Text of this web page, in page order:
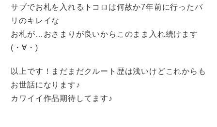
サブでお札を入れるトコロは何故か7年前に行ったバ
リのキレイな
お札が…おさまりが良いからこのまま入れ続けます
(・∀・)
以上です！まだまだクルート歴は浅いけどこれからも
お世話になります♪
カワイイ作品期待してます♪